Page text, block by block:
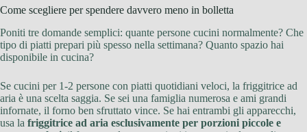
Come scegliere per spendere davvero meno in bolletta
Poniti tre domande semplici: quante persone cucini normalmente? Che
tipo di piatti prepari più spesso nella settimana? Quanto spazio hai
disponibile in cucina?
Se cucini per 1-2 persone con piatti quotidiani veloci, la friggitrice ad
aria è una scelta saggia. Se sei una famiglia numerosa e ami grandi
infornate, il forno ben sfruttato vince. Se hai entrambi gli apparecchi,
usa la friggitrice ad aria esclusivamente per porzioni piccole e